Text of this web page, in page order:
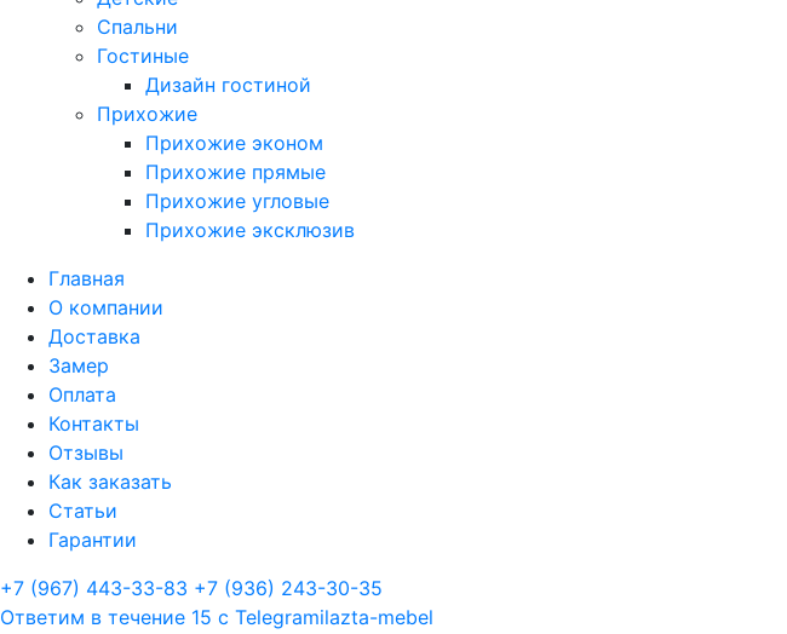
Спальни
Гостиные
Дизайн гостиной
Прихожие
Прихожие эконом
Прихожие прямые
Прихожие угловые
Прихожие эксклюзив
Главная
О компании
Доставка
Замер
Оплата
Контакты
Отзывы
Как заказать
Статьи
Гарантии
+7 (967) 443-33-83 +7 (936) 243-30-35
Ответим в течение 15 с Telegramilazta-mebel